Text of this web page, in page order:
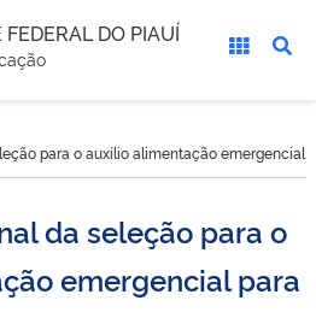
DO PIAUÍ
para o auxílio alimentação emergencial
da seleção para o
emergencial para